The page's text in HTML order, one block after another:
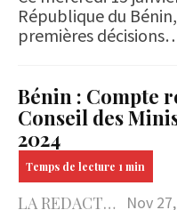
République du
premières
Bénin : Compte
Conseil des
2024
LA REDACTION Nov